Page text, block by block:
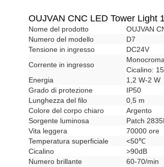
OUJVAN CNC LED Tower Light
Nome del prodotto
OUJVAN
Numero del modello
D7
Tensione in ingresso
DC24V
Corrente in ingresso
Cicalino:
Energia
1,2 W-2 W
Grado di protezione
IP50
Lunghezza del filo
0,5 m
Colore del corpo chiaro
Argento
Sorgente luminosa
Patch
Vita leggera
70000 ore
Temperatura superficiale
<50℃
Cicalino
>90dB
Numero brillante
60-70/min